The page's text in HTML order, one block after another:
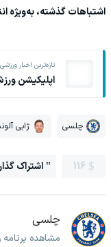
اشتباهات گذشته، به‌ویژه
تازه‌ترین اخبار
اپلیکیشن
چلسی ژابی
116 اشتراک
چلسی
مشاهده